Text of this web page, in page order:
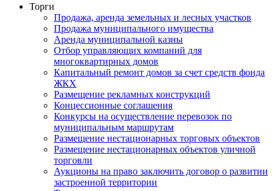
Торги
Продажа, аренда земельных и лесных участков
Продажа муниципального имущества
Аренда муниципальной казны
Отбор управляющих компаний для
многоквартирных домов
Капитальный ремонт домов за счет средств фонда
ЖКХ
Размещение рекламных конструкций
Концессионные соглашения
Конкурсы на осуществление перевозок по
муниципальным маршрутам
Размещение нестационарных торговых объектов
Размещение нестационарных объектов уличной
торговли
Аукционы на право заключить договор о развитии
застроенной территории